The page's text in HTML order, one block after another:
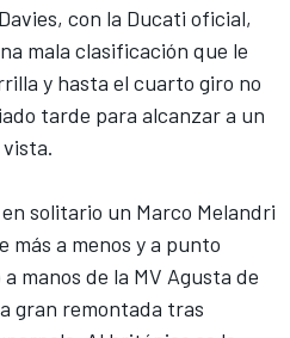
con la Ducati oficial,
mala clasificación que le
y hasta el cuarto giro no
tarde para alcanzar a un
vista.
solitario un Marco Melandri
más a menos y a punto
manos de la MV Agusta de
gran remontada tras